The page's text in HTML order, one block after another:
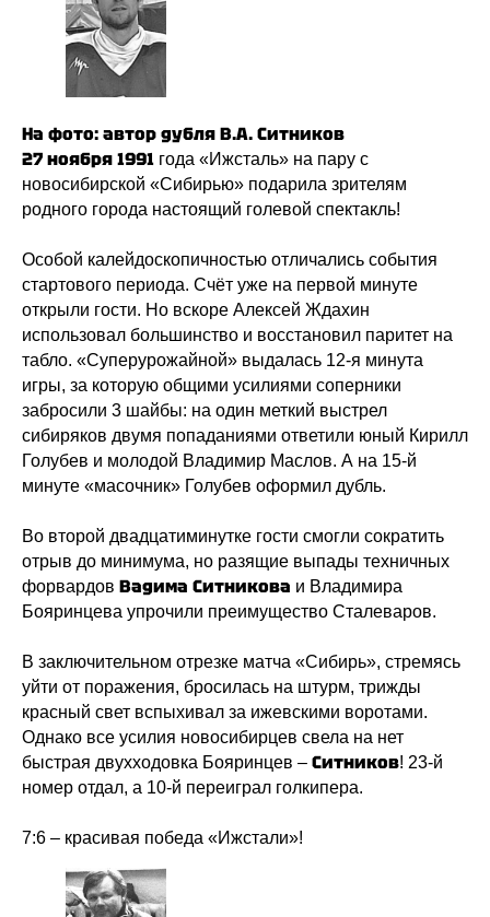
На фото: автор дубля В.А. Ситников
27 ноября 1991 года «Ижсталь» на пару с
новосибирской «Сибирью» подарила зрителям
родного города настоящий голевой спектакль!
Особой калейдоскопичностью отличались события
стартового периода. Счёт уже на первой минуте
открыли гости. Но вскоре Алексей Ждахин
использовал большинство и восстановил паритет на
табло. «Суперурожайной» выдалась 12-я минута
игры, за которую общими усилиями соперники
забросили 3 шайбы: на один меткий выстрел
сибиряков двумя попаданиями ответили юный Кирилл
Голубев и молодой Владимир Маслов. А на 15-й
минуте «масочник» Голубев оформил дубль.
Во второй двадцатиминутке гости смогли сократить
отрыв до минимума, но разящие выпады техничных
форвардов Вадима Ситникова и Владимира
Бояринцева упрочили преимущество Сталеваров.
В заключительном отрезке матча «Сибирь», стремясь
уйти от поражения, бросилась на штурм, трижды
красный свет вспыхивал за ижевскими воротами.
Однако все усилия новосибирцев свела на нет
быстрая двухходовка Бояринцев – Ситников! 23-й
номер отдал, а 10-й переиграл голкипера.
7:6 – красивая победа «Ижстали»!
ХК
Администрация
Состав команды
Тренерский штаб
«Прогресс
Тренерский штаб
Календарь МХЛ
Состав команды
по хоккею